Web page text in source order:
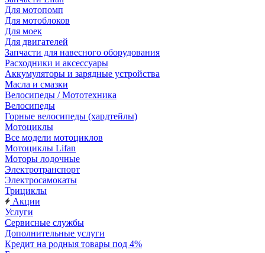
Для мотопомп
Для мотоблоков
Для моек
Для двигателей
Запчасти для навесного оборудования
Расходники и аксессуары
Аккумуляторы и зарядные устройства
Масла и смазки
Велосипеды / Мототехника
Велосипеды
Горные велосипеды (хардтейлы)
Мотоциклы
Все модели мотоциклов
Мотоциклы Lifan
Моторы лодочные
Электротранспорт
Электросамокаты
Трициклы
Акции
Услуги
Сервисные службы
Дополнительные услуги
Кредит на родныя товары под 4%